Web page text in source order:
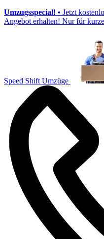
Umzugsspecial! • Jetzt
Angebot erhalten! Nur für
Speed Shift Umzüge